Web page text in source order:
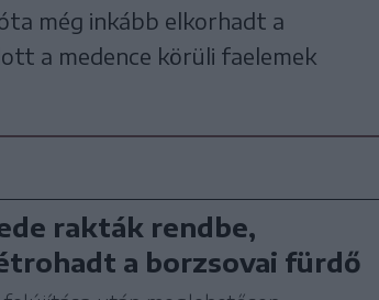
még inkább elkorhadt a
a medence körüli faelemek
rakták rendbe,
a borzsovai fürdő